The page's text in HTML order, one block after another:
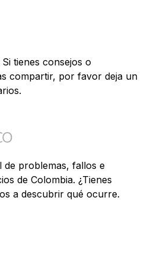
tienes consejos o
compartir, por favor deja un
de problemas, fallos e
de Colombia. ¿Tienes
a descubrir qué ocurre.